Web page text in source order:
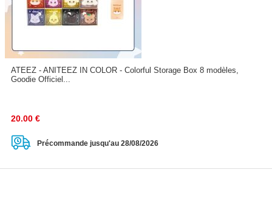
ATEEZ - ANITEEZ IN COLOR - Colorful Storage Box 8 modèles,
Goodie Officiel...
20.00 €
Précommande jusqu'au 28/08/2026